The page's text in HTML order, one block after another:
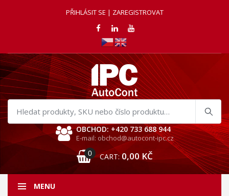
PŘIHLÁSIT SE | ZAREGISTROVAT
Hledat
produkty
OBCHOD: +420 733 688 944
E-mail: obchod@autocont-ipc.cz
0 CART: 0,00 KČ
MENU